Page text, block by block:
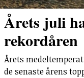
Årets juli
rekordåren
Årets
de senaste årens